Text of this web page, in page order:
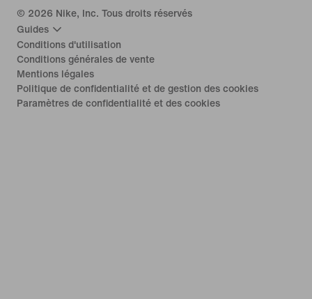
© 2026 Nike, Inc. Tous droits réservés
Guides
Conditions d'utilisation
Conditions générales de vente
Mentions légales
Politique de confidentialité et de gestion des cookies
Paramètres de confidentialité et des cookies